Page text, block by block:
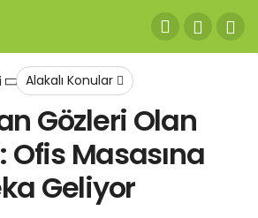
Alakalı Konular
Gözleri Olan
Ofis Masasına
Geliyor